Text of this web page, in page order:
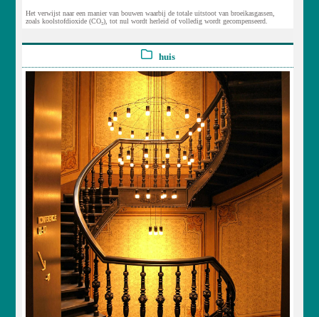
Het verwijst naar een manier van bouwen waarbij de totale uitstoot van broeikasgassen,
zoals koolstofdioxide (CO₂), tot nul wordt herleid of volledig wordt gecompenseerd.
huis